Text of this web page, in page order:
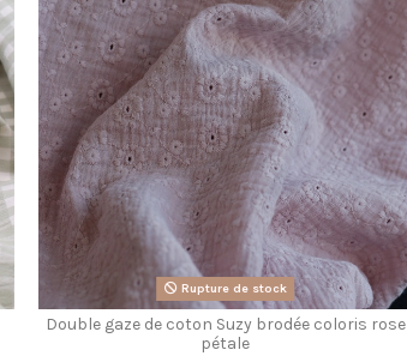
Rupture de stock
Double gaze de coton Suzy brodée coloris rose
pétale